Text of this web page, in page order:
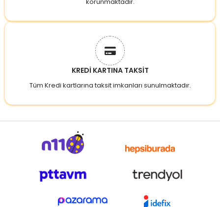
KREDİ KARTINA TAKSİT
Tüm Kredi kartlarına taksit imkanları sunulmaktadır.